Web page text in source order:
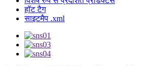
हॉट टैग
साइटमैप .xml